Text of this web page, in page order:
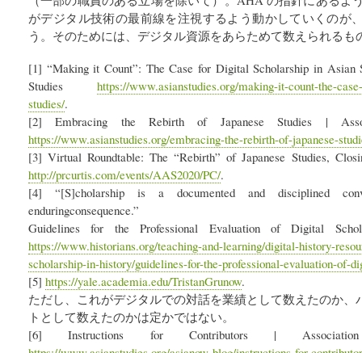
がデジタル技術の最前線を注視するよう動かしていくのが
う。そのためには、デジタル資源をあらためて数えられる
[1] “Making it Count”: The Case for Digital Scholarship in Asian
Studies https://www.asianstudies.org/making-it-count-the-
studies/.
[2] Embracing the Rebirth of Japanese Studies |
https://www.asianstudies.org/embracing-the-rebirth-of-japanese-
[3] Virtual Roundtable: The “Rebirth” of Japanese Studies,
http://prcurtis.com/events/AAS2020/PC/.
[4] “[S]cholarship is a documented and disciplined
enduringconsequence.”
Guidelines for the Professional Evaluation of Digital
https://www.historians.org/teaching-and-learning/digital-history-
scholarship-in-history/guidelines-for-the-professional-evaluation-of-
[5] https://yale.academia.edu/TristanGrunow.
ただし、これがデジタルでの対話を業績として数えたのか
トとして数えたのかは定かではない。
[6] Instructions for Contributors |